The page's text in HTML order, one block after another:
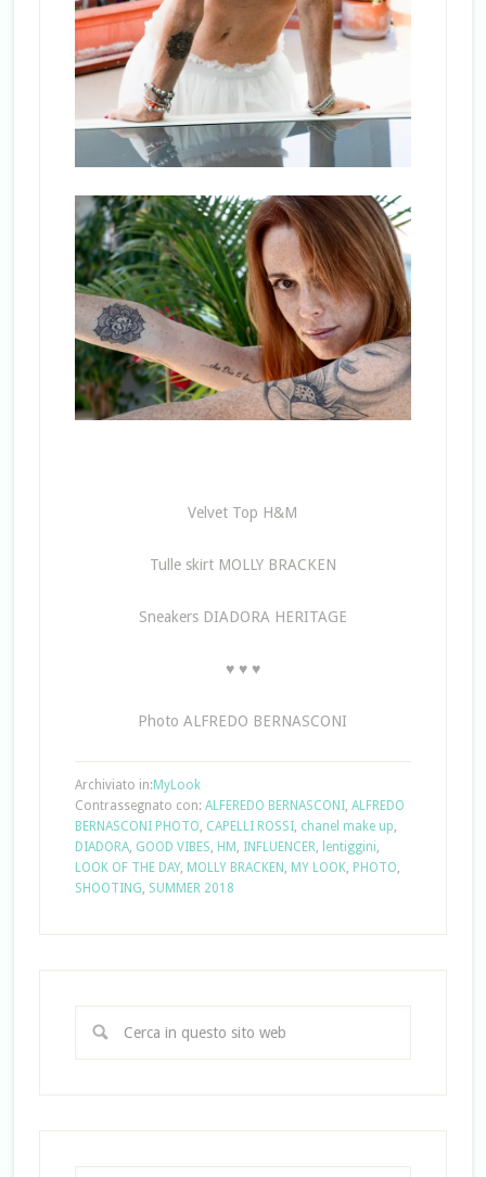
Velvet Top H&M
Tulle skirt MOLLY BRACKEN
Sneakers DIADORA HERITAGE
♥ ♥ ♥
Photo ALFREDO BERNASCONI
Archiviato in:MyLook
Contrassegnato con: ALFEREDO BERNASCONI, ALFREDO
BERNASCONI PHOTO, CAPELLI ROSSI, chanel make up,
DIADORA, GOOD VIBES, HM, INFLUENCER, lentiggini,
LOOK OF THE DAY, MOLLY BRACKEN, MY LOOK, PHOTO,
SHOOTING, SUMMER 2018